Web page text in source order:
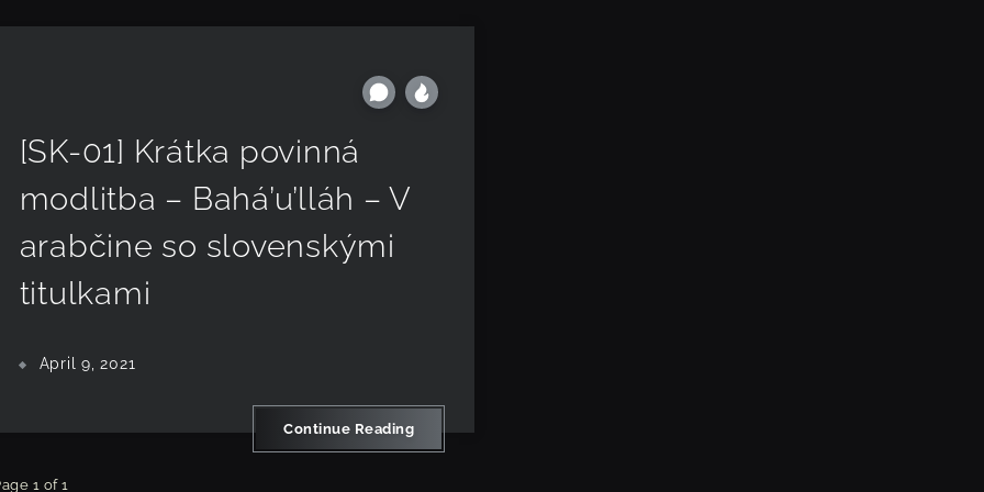
[SK-01] Krátka povinná
modlitba – Bahá’u’lláh – V
arabčine so slovenskými
titulkami
April 9, 2021
Continue Reading
1 of 1